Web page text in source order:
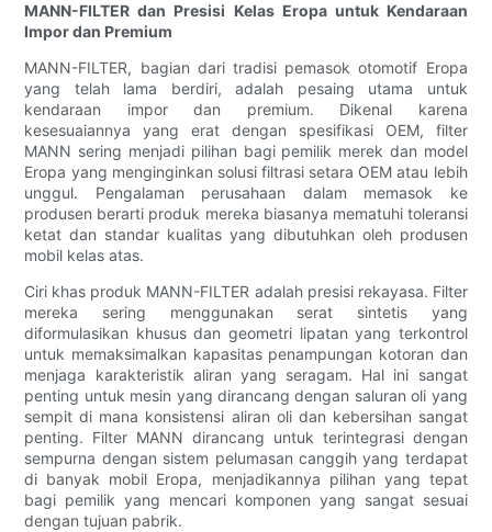
MANN-FILTER dan Presisi Kelas Eropa untuk Kendaraan
Impor dan Premium
MANN-FILTER, bagian dari tradisi pemasok otomotif Eropa
yang telah lama berdiri, adalah pesaing utama untuk
kendaraan impor dan premium. Dikenal karena
kesesuaiannya yang erat dengan spesifikasi OEM, filter
MANN sering menjadi pilihan bagi pemilik merek dan model
Eropa yang menginginkan solusi filtrasi setara OEM atau lebih
unggul. Pengalaman perusahaan dalam memasok ke
produsen berarti produk mereka biasanya mematuhi toleransi
ketat dan standar kualitas yang dibutuhkan oleh produsen
mobil kelas atas.
Ciri khas produk MANN-FILTER adalah presisi rekayasa. Filter
mereka sering menggunakan serat sintetis yang
diformulasikan khusus dan geometri lipatan yang terkontrol
untuk memaksimalkan kapasitas penampungan kotoran dan
menjaga karakteristik aliran yang seragam. Hal ini sangat
penting untuk mesin yang dirancang dengan saluran oli yang
sempit di mana konsistensi aliran oli dan kebersihan sangat
penting. Filter MANN dirancang untuk terintegrasi dengan
sempurna dengan sistem pelumasan canggih yang terdapat
di banyak mobil Eropa, menjadikannya pilihan yang tepat
bagi pemilik yang mencari komponen yang sangat sesuai
dengan tujuan pabrik.